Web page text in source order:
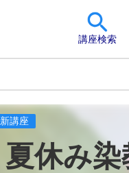
講座検索
新講座
夏休み